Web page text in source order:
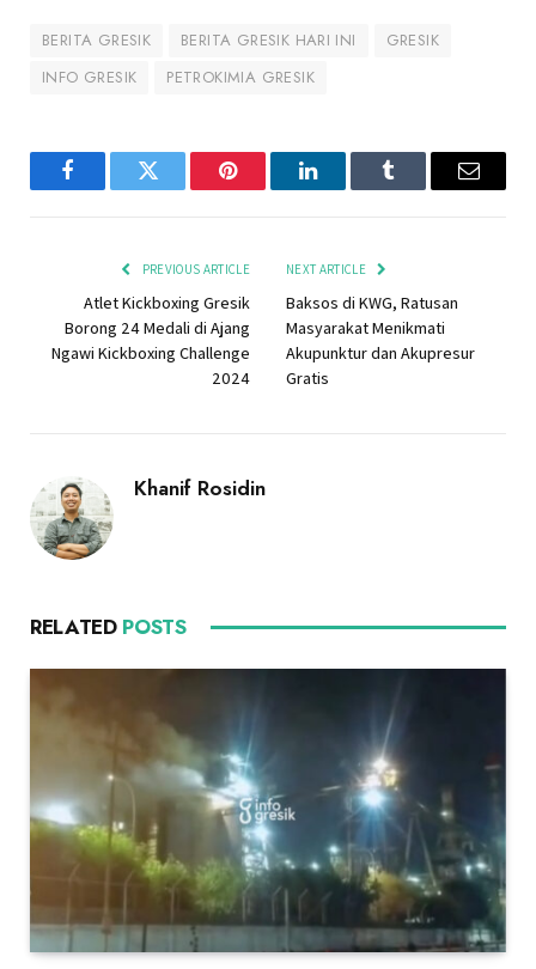
BERITA GRESIK BERITA GRESIK HARI INI
GRESIK
INFO GRESIK
PETROKIMIA GRESIK
FacebookTwitter Pinterest LinkedInTumblr Email
PREVIOUS ARTICLE
Atlet Kickboxing Gresik
Borong 24 Medali di Ajang
Ngawi Kickboxing Challenge
2024
NEXT ARTICLE
Baksos di KWG, Ratusan
Masyarakat Menikmati
Akupunktur dan Akupresur
Gratis
Khanif Rosidin
RELATED POSTS